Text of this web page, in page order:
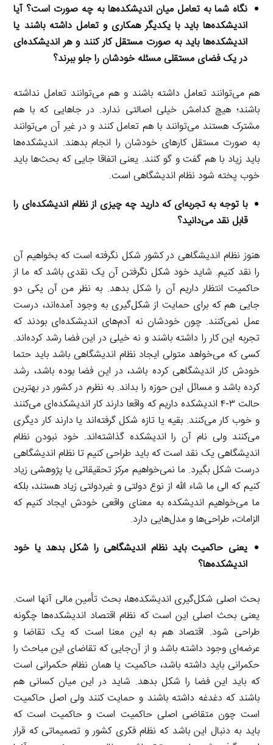
نگاه شما به تعامل میان اندیشکده‌ها به چه صورت است؟ آیا
اندیشکده‌ها باید با یکدیگر همکاری و تعامل داشته باشند یا
اندیشکده‌ها باید به صورت مستقل کار کنند و هر اندیشکده‌ای
در یک فضای مستقلی مسئله خودشان را جلو ببرند؟
هم می‌توانند تعامل داشته باشند و هم می‌توانند تعامل نداشته
باشند؛ هیچ کدامش خیلی اصالتی ندارد. در جاهایی که با هم
مشترک هستند می‌توانند با هم تعامل کنند و در غیر آن می‌توانند
به صورت مستقل کارهای خودشان را انجام بدهند. اندیشکده‌ها
باید زیاد با هم گفت و گو کنند. یعنی اتفاقا جایی که بحث‌ها باید
خوب پخته شود نظام اندیشگاهی است.
با توجه به تجربه‌ای که دارید چه چیزی از نظام اندیشکده‌ای را
قابل نقد می‌دانید؟
هنوز نظام اندیشگاهی در کشور شکل نگرفته است که بخواهیم آن
را نقد کنیم. شاید خود شکل نگرفتن آن یک نقدی باشد که ما از
حاکمیت انتظار داریم آن را شکل بدهد. به نظر من آن یکی دو
جایی هم که برای حمایت از شکل‌گیری به وجود آمده‌اند، درست
عمل نمی‌کنند. چون خودشان نه آدم‌های اندیشکده‌ای بودند که
تجربه این کار را داشته باشند و نه خیلی در این فضا رشد کرده‌اند.
کسی که می‌خواهد متولی ایجاد نظام اندیشگاهی باشد باید حتما
خودش کار اندیشگاهی کرده باشد، در این فضا بوده باشد، رشد
کرده باشد و مسائل این حوزه را بداند. به نظرم در کشور در بهترین
حالت ۳-۴ اندیشکده داریم که واقعا دارند کار اندیشکده‌ای می‌کنند
و خوب کار می‌کنند. بقیه یا تازه شکل گرفته‌اند یا دارند کار دیگری
می‌کنند ولی نام آن را اندیشکده گذاشته‌اند. خود نبودن نظام
اندیشگاهی یک نقد است که باید طراحی کنیم تا نظام اندیشگاهی
درست شکل بگیرد. ما نمی‌خواهیم مرکز تحقیقاتی یا پژوهشی زیاد
کنیم که الی ما شاء الله از نوع دولتی و غیردولتی زیاد هستند، بلکه
ما می‌خواهیم اندیشکده به معنای واقعی خودش ایجاد کنیم که
الزامات، طراحی‌ها و مدل‌هایی دارد.
یعنی حاکمیت باید نظام اندیشگاهی را شکل بدهد یا خود
اندیشکده‌ها؟
بحث اصلی شکل‌گیری اندیشکده‌ها، بحث تأمین مالی آنها است.
یعنی بحث اصلی این است که نظام اقتصاد اندیشکده‌ها چگونه
طراحی شود. اقتصاد هم به این معنا است که یک تقاضا و
عرضه‌ای وجود داشته باشد و از آن‌جایی که تقاضای این مباحث را
حکمرانی باید داشته باشد، حاکمیت یا همان نظام حکمرانی است
که باید این فضا را شکل بدهد. شاید در این میان کسانی هم
باشند که دغدغه داشته باشند و حمایت کنند ولی اصل حاکمیت
است چون متقاضی اصلی حاکمیت است و حاکمیت است که
باید به دنبال این باشد که نظام فکری کشور و تصمیماتی که قرار